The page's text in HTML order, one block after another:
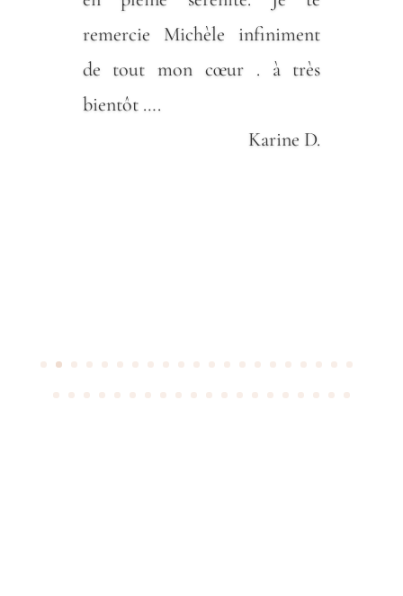
remercie Michèle infiniment
de tout mon cœur . à très
bientôt ….
Karine D.